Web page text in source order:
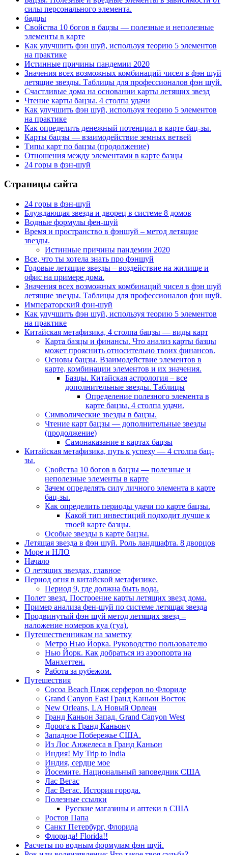
силы персонального элемента.
бадцы
Свойства 10 богов в бацзы — полезные и неполезные
элементы в карте
Как улучшить фэн шуй, используя теорию 5 элементов
на практике
Истинные причины пандемии 2020
Значения всех возможных комбинаций чисел в фэн шуй
летящие звезды. Таблицы для профессионалов фэн шуй.
Счастливые дома на основании карты летящих звезд
Чтение карты бацзы. 4 столпа удачи
Как улучшить фэн шуй, используя теорию 5 элементов
на практике
Как определить денежный потенциал в карте бац-зы.
Карты бацзы — взаимодействие земных ветвей
Типы карт по бацзы (продолжение)
Отношения между элементами в карте базцы
24 горы в фэн-шуй
Страницы сайта
24 горы в фэн-шуй
Блуждающая звезда и дворец в системе 8 домов
Водные формулы фен-шуй
Время и пространство в фэншуй – метод летящие
звезды.
Истинные причины пандемии 2020
Все, что ты хотела знать про фэншуй
Годовые летящие звезды – воздействие на жилище и
офис на примере дома.
Значения всех возможных комбинаций чисел в фэн шуй
летящие звезды. Таблицы для профессионалов фэн шуй.
Императорский фэн-шуй
Как улучшить фэн шуй, используя теорию 5 элементов
на практике
Китайская метафизика, 4 столпа бацзы — виды карт
Карта базцы и финансы. Что анализ карты базцы
может прояснить относительно твоих финансов.
Основы бацзы. Взаимодействие элементов в
карте, комбинации элементов и их значения.
Базцы. Китайская астрология – все
дополнительные звезды. Таблицы
Определение полезного элемента в
карте бацзы, 4 столпа удачи.
Символические звезды в бацзы.
Чтение карт бацзы — дополнительные звезды
(продолжение)
Самонаказание в картах бацзы
Китайская метафизика, путь к успеху — 4 столпа бац-
зы.
Свойства 10 богов в бацзы — полезные и
неполезные элементы в карте
Зачем определять силу личного элемента в карте
бац-зы.
Как определить периоды удачи по карте бацзы.
Какой тип инвестиций подходит лучше к
твоей карте базцы.
Особые звезды в карте бацзы.
Летящая звезда в фэн шуй. Роль ландшафта. 8 дворцов
Море и НЛО
Начало
О летящих звездах, главное
Период огня в китайской метафизике.
Период 9, где должна быть вода.
Полет звезд. Построение карты летящих звезд дома.
Пример анализа фен-шуй по системе летящая звезда
Продвинутый фэн шуй метод летящих звезд –
наложение номеров куа (гуа).
Путешественникам на заметку
Метро Нью Йорка. Руководство пользователю
Нью Йорк. Как добраться из аэропорта на
Манхеттен.
Работа за рубежом.
Путешествия
Cocoa Beach Пляж серферов во Флориде
Grand Canyon East Гранд Каньон Восток
New Orleans, LA Новый Орлеан
Гранд Каньон Запад. Grand Canyon West
Дорога к Гранд Каньону
Западное Побережье США.
Из Лос Анжелеса в Гранд Каньон
Индия! My Trip to India
Индия, сердце мое
Йосемите. Национальный заповедник США
Лас Вегас
Лас Вегас. История города.
Полезные ссылки
Русские магазины и аптеки в США
Ростов Папа
Санкт Петербург, Флорида
Флорида! Florida!!
Расчеты по водным формулам фэн шуй.